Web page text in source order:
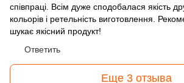
співпраці. Всім дуже сподобалася якість
кольорів і ретельність виготовлення.
шукає якісний продукт!
Ответить
Еще 3 отзыва